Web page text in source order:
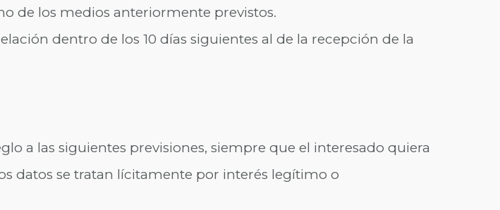
de los medios anteriormente previstos.
dentro de los 10 días siguientes al de la recepción de la
a las siguientes previsiones, siempre que el interesado quiera
datos se tratan lícitamente por interés legítimo o